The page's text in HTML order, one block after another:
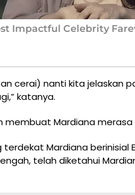
cerai) nanti kita jelaskan
katanya.
membuat Mardiana merasa
Mardiana berinisial
telah diketahui